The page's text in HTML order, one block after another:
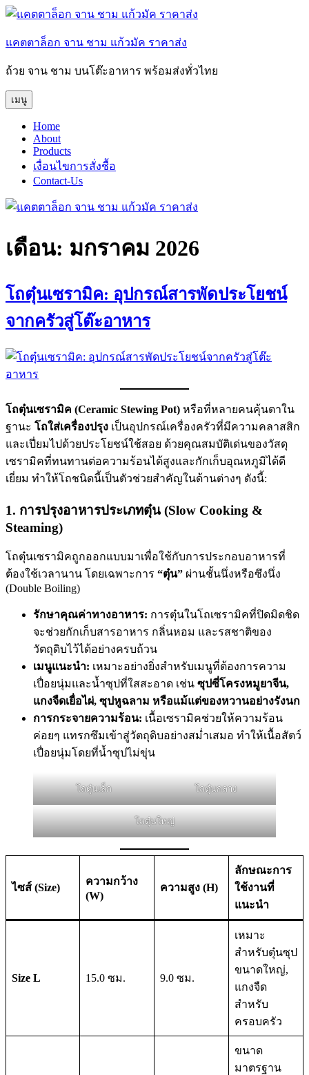
ข้าม
ยัง
บทความ
แคตตาล็อก จาน ชาม แก้วมัค ราคาส่ง
ถ้วย จาน ชาม บนโต๊ะอาหาร พร้อมส่งทั่วไทย
เมนู
Home
About
Products
เงื่อนไขการสั่งชื้อ
Contact-Us
เดือน: มกราคม 2026
โถตุ๋นเซรามิค: อุปกรณ์สารพัดประโยชน์
จากครัวสู่โต๊ะอาหาร
โถตุ๋นเซรามิค (Ceramic Stewing Pot) หรือที่หลายคนคุ้นตาใน
ฐานะ โถใส่เครื่องปรุง เป็นอุปกรณ์เครื่องครัวที่มีความคลาสสิก
และเปี่ยมไปด้วยประโยชน์ใช้สอย ด้วยคุณสมบัติเด่นของวัสดุ
เซรามิคที่ทนทานต่อความร้อนได้สูงและกักเก็บอุณหภูมิได้ดี
เยี่ยม ทำให้โถชนิดนี้เป็นตัวช่วยสำคัญในด้านต่างๆ ดังนี้:
1. การปรุงอาหารประเภทตุ๋น (Slow Cooking &
Steaming)
โถตุ๋นเซรามิคถูกออกแบบมาเพื่อใช้กับการประกอบอาหารที่
ต้องใช้เวลานาน โดยเฉพาะการ “ตุ๋น” ผ่านชั้นนึ่งหรือซึงนึ่ง
(Double Boiling)
รักษาคุณค่าทางอาหาร: การตุ๋นในโถเซรามิคที่ปิดมิดชิด
จะช่วยกักเก็บสารอาหาร กลิ่นหอม และรสชาติของ
วัตถุดิบไว้ได้อย่างครบถ้วน
เมนูแนะนำ: เหมาะอย่างยิ่งสำหรับเมนูที่ต้องการความ
เปื่อยนุ่มและน้ำซุปที่ใสสะอาด เช่น ซุปซี่โครงหมูยาจีน,
แกงจืดเยื่อไผ่, ซุปหูฉลาม หรือแม้แต่ของหวานอย่างรังนก
การกระจายความร้อน: เนื้อเซรามิคช่วยให้ความร้อน
ค่อยๆ แทรกซึมเข้าสู่วัตถุดิบอย่างสม่ำเสมอ ทำให้เนื้อสัตว์
เปื่อยนุ่มโดยที่น้ำซุปไม่ขุ่น
โถตุ๋นเล็ก โถตุ๋นกลาง
โถตุ๋นใหญ่
ไซส์ (Size)
ความกว้าง
(W)
ความสูง (H)
ลักษณะการ
ใช้งานที่
แนะนำ
Size L 15.0 ซม. 9.0 ซม.
เหมาะ
สำหรับตุ๋นซุป
ขนาดใหญ่,
แกงจืด
สำหรับ
ครอบครัว
ขนาด
มาตรฐาน